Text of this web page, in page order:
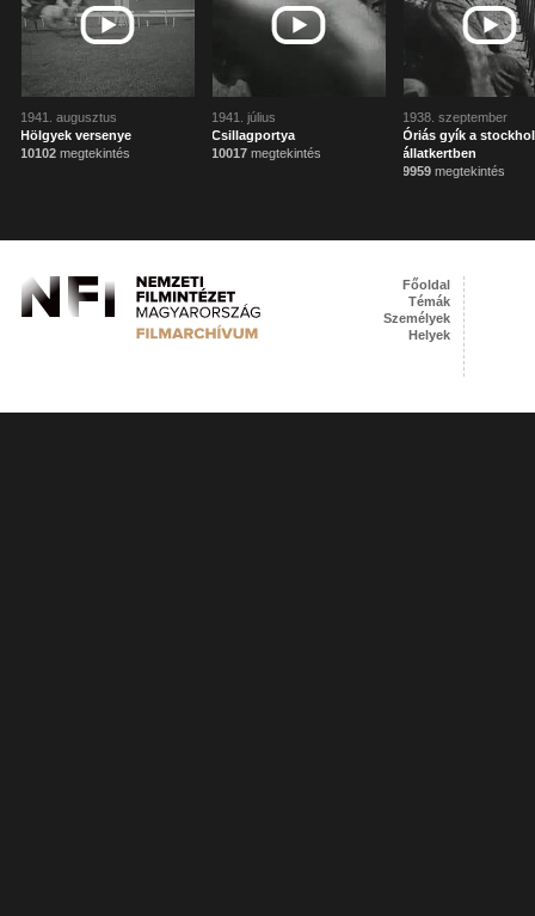
1941. augusztus
Hölgyek versenye
10102 megtekintés
1941. július
Csillagportya
10017 megtekintés
1938. szeptember
Óriás gyík a
állatkertben
9959 megtekintés
Főoldal
Témák
Személyek
Helyek